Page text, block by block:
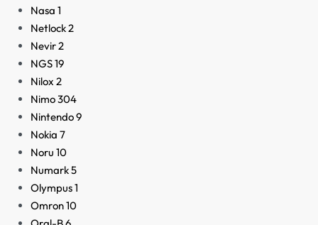
Nasa 1
Netlock2
Nevir2
NGS19
Nilox 2
Nimo304
Nintendo9
Nokia 7
Noru 10
Numark5
Olympus1
Omron10